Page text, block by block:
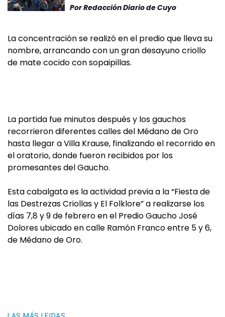
PorRedacción Diario de Cuyo
La concentración se realizó en el predio que lleva su
nombre, arrancando con un gran desayuno criollo
de mate cocido con sopaipillas.
La partida fue minutos después y los gauchos
recorrieron diferentes calles del Médano de Oro
hasta llegar a Villa Krause, finalizando el recorrido en
el oratorio, donde fueron recibidos por los
promesantes del Gaucho.
Esta cabalgata es la actividad previa a la “Fiesta de
las Destrezas Criollas y El Folklore” a realizarse los
días 7,8 y 9 de febrero en el Predio Gaucho José
Dolores ubicado en calle Ramón Franco entre 5 y 6,
de Médano de Oro.